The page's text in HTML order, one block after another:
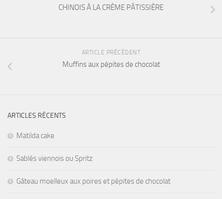
CHINOIS À LA CRÈME PÂTISSIÈRE
ARTICLE PRÉCÉDENT
Muffins aux pépites de chocolat
ARTICLES RÉCENTS
Matilda cake
Sablés viennois ou Spritz
Gâteau moelleux aux poires et pépites de chocolat